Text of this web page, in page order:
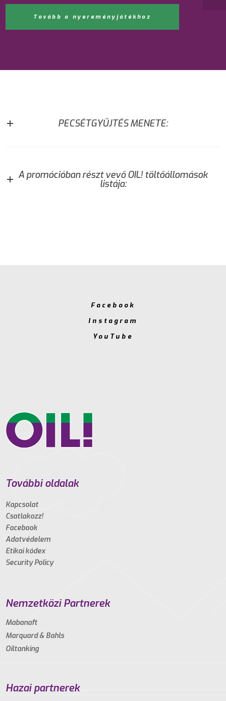
Tovább a nyereményjátékhoz
PECSÉTGYŰJTÉS MENETE:
A promócióban részt vevő OIL! töltőállomások
listája:
Facebook
Instagram
YouTube
További oldalak
Kapcsolat
Csatlakozz!
Facebook
Adatvédelem
Etikai kódex
Security Policy
Nemzetközi Partnerek
Mabanaft
Marquard & Bahls
Oiltanking
Hazai partnerek